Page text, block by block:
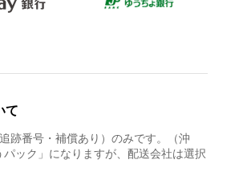
て
跡番号・補償あり）のみです。（沖
ック」になりますが、配送会社は選択